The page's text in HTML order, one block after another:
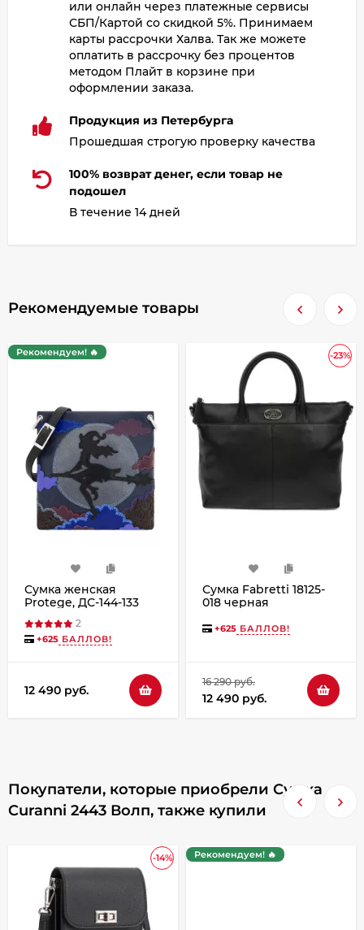
или онлайн через платежные сервисы
СБП/Картой со скидкой 5%. Принимаем
карты рассрочки Халва. Так же можете
оплатить в рассрочку без процентов
методом Плайт в корзине при
оформлении заказа.
Продукция из Петербурга
Прошедшая строгую проверку качества
100% возврат денег, если товар не
подошел
В течение 14 дней
Рекомендуемые товары
Рекомендуем! 🔥
Сумка женская
Protege, ДС-144-133
2
+625 БАЛЛОВ!
12 490 руб.
-23%
Сумка Fabretti 18125-
018 черная
+625 БАЛЛОВ!
16 290 руб.
12 490 руб.
Покупатели, которые приобрели Сумка
Curanni 2443 Волп, также купили
-14% Рекомендуем! 🔥